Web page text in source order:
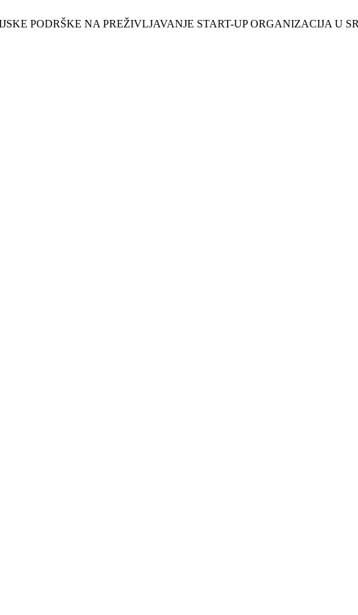
PODRŠKE NA PREŽIVLJAVANJE START-UP ORGANIZACIJA U